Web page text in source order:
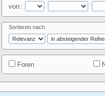
von:
Sortieren nach
Foren